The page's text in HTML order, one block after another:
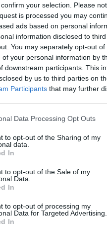
your selection. Please
is processed you may
ads based on personal
information disclosed to
You may separately opt-out
of your personal information by
downstream participants. This
by us to third parties on
Participants that may further
that this website/app uses one
to your visit or usage behaviour.
consent to Google and its
for below specified purposes
Data Processing Opt Outs
to opt-out of the Sharing of my
data.
In
to opt-out of the Sale of my
Data.
In
to opt-out of processing my
Data for Targeted Advertising.
In
Από την
στο σήμερα:
ευρωπαϊκό
ιστορία
ΗΛΙΑΣ
οι